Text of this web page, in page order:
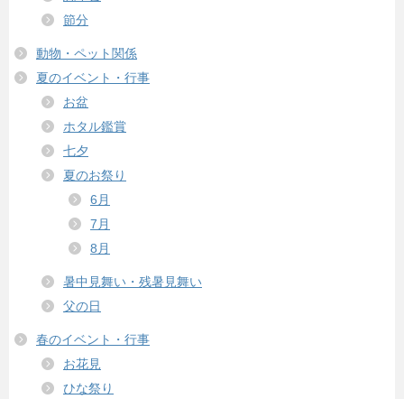
節分
動物・ペット関係
夏のイベント・行事
お盆
ホタル鑑賞
七夕
夏のお祭り
6月
7月
8月
暑中見舞い・残暑見舞い
父の日
春のイベント・行事
お花見
ひな祭り